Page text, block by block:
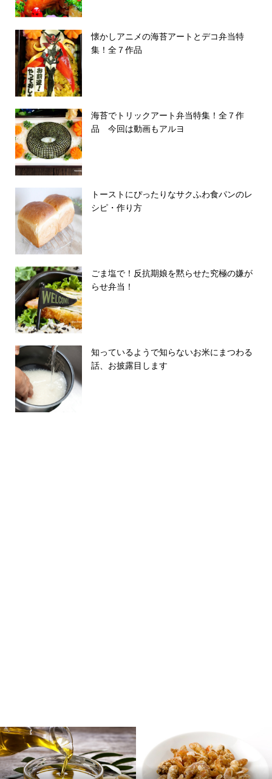
懐かしアニメの海苔アートとデコ弁当特
集！全７作品
海苔でトリックアート弁当特集！全７作
品 今回は動画もアルヨ
トーストにぴったりなサクふわ食パンのレ
シピ・作り方
ごま塩で！反抗期娘を黙らせた究極の嫌が
らせ弁当！
知っているようで知らないお米にまつわる
話、お披露目します